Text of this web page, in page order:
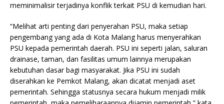
meminimalisir terjadinya konflik terkait PSU di kemudian hari.
“Melihat arti penting dari penyerahan PSU, maka setiap
pengembang yang ada di Kota Malang harus menyerahkan
PSU kepada pemerintah daerah. PSU ini seperti jalan, saluran
drainase, taman, dan fasilitas umum lainnya merupakan
kebutuhan dasar bagi masyarakat. Jika PSU ini sudah
diserahkan ke Pemkot Malang, akan dicatat menjadi aset
pemerintah. Sehingga statusnya secara hukum menjadi milik